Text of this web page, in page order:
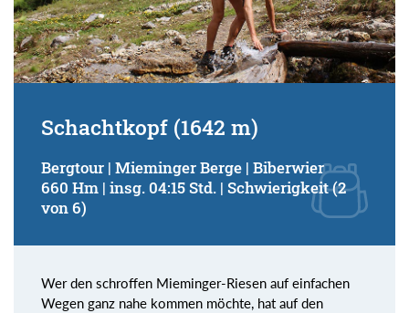
Schachtkopf (1642 m)
Bergtour | Mieminger Berge | Biberwier
660 Hm | insg. 04:15 Std. | Schwierigkeit (2
von 6)
Wer den schroffen Mieminger-Riesen auf einfachen
Wegen ganz nahe kommen möchte, hat auf den